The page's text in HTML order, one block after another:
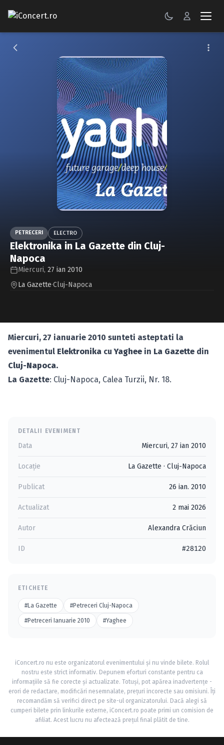
CONCERTE
Caută în site...
PETRECERI ELECTRO
Elektronika in La Gazette din Cluj-
Napoca
Miercuri, 27 ian 2010
La Gazette·Cluj-Napoca
Miercuri, 27 ianuarie 2010 sunteti asteptati la
evenimentul Elektronika cuYaghee in La Gazette din
Cluj-Napoca.
La Gazette: Cluj-Napoca, Calea Turzii, Nr. 18.
DETALII EVENIMENT
Data Miercuri, 27 ian 2010
Locație La Gazette · Cluj-Napoca
Publicat 26 ian. 2010
Actualizat 2 mai 2026
Autor Alexandra Crăciun
ID #28120
ETICHETE
#La Gazette #Petreceri Cluj-Napoca
#Petreceri Ianuarie 2010 #Yaghee
iConcert.ro nu este organizatorul evenimentului și nu vinde bilete. Rolul
nostru este strict informativ. Depunem eforturi constante pentru ca
informațiile să fie corecte și actualizate. Totuși, pot apărea inadvertențe -
erori de redactare, modificări nesemnalate, prețuri incorecte sau omisiuni. Îți
recomandăm să verifici direct pe site-ul organizatorului. Dacă alegi să
cumperi bilete prin linkurile externe, iConcert.ro poate primi un comision de
afiliat. Acest lucru nu afectează prețul final plătit de tine.